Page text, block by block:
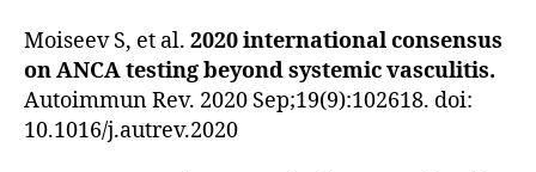
Moiseev S, et al. 2020 international consensus
on ANCA testing beyond systemic vasculitis.
Autoimmun Rev. 2020 Sep;19(9):102618. doi:
10.1016/j.autrev.2020